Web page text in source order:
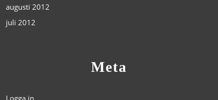
augusti 2012
juli 2012
Meta
Logga in